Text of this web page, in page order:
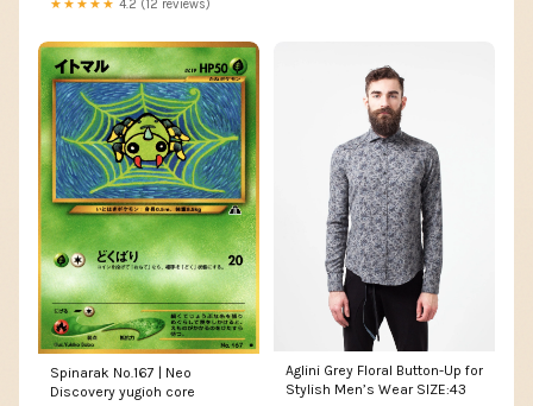
★★★★★ 4.2 (12 reviews)
Spinarak No.167 | Neo
Discovery yugioh core
Aglini Grey Floral Button-Up for
Stylish Men’s Wear SIZE:43